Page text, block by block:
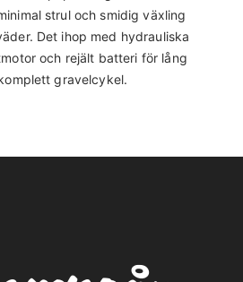
alloy head, 15mm offset,
XS - SM ; L350mm/MD - LG -XL
strul och smidig växling
Det ihop med hydrauliska
och rejält batteri för lång
gravelcykel.